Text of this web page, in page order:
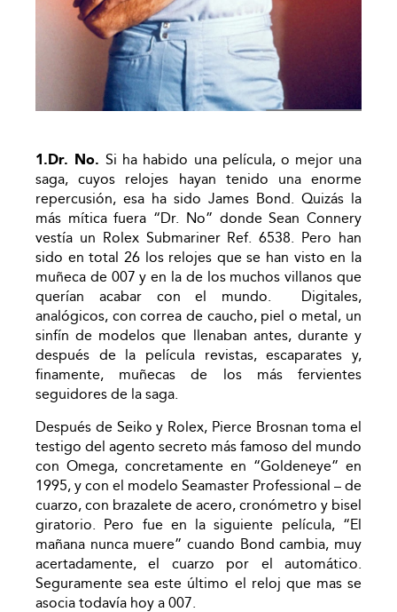
1.Dr. No.Si ha habido una película, o mejor una
saga, cuyos relojes hayan tenido una enorme
repercusión, esa ha sido James Bond. Quizás la
más mítica fuera “Dr. No” donde Sean Connery
vestía un Rolex Submariner Ref. 6538. Pero han
sido en total 26 los relojes que se han visto en la
muñeca de 007 y en la de los muchos villanos que
querían acabar con el mundo. Digitales,
analógicos, con correa de caucho, piel o metal, un
sinfín de modelos que llenaban antes, durante y
después de la película revistas, escaparates y,
finamente, muñecas de los más fervientes
seguidores de la saga.
Después de Seiko y Rolex, Pierce Brosnan toma el
testigo del agento secreto más famoso del mundo
con Omega, concretamente en “Goldeneye” en
1995, y con el modelo Seamaster Professional – de
cuarzo, con brazalete de acero, cronómetro y bisel
giratorio. Pero fue en la siguiente película, “El
mañana nunca muere” cuando Bond cambia, muy
acertadamente, el cuarzo por el automático.
Seguramente sea este último el reloj que mas se
asocia todavía hoy a 007.